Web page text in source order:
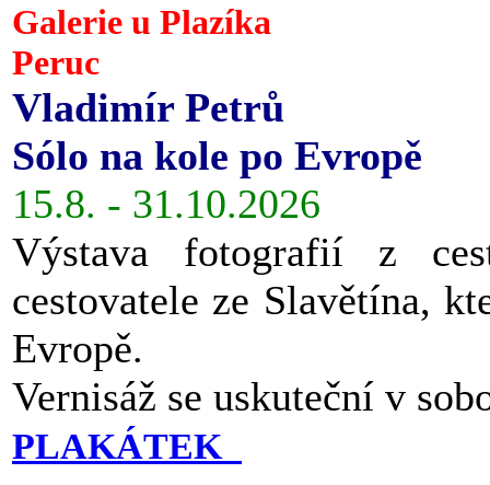
Galerie u Plazíka
Peruc
Vladimír Petrů
Sólo na kole po Evropě
15.8. - 31.10.2026
Výstava fotografií z
cestovatele ze Slavětína,
Evropě.
Vernisáž se uskuteční v
PLAKÁTEK